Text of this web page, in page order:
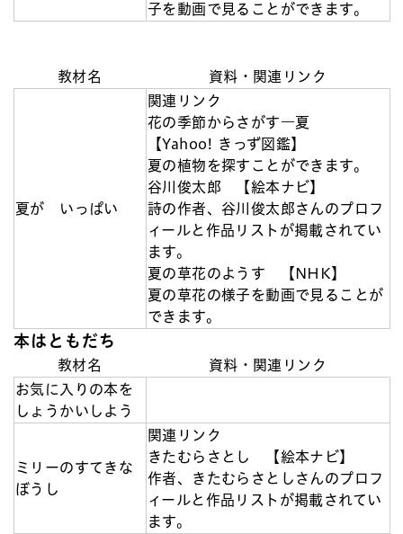
子を動画で見ることができます。
教材名 資料・関連リンク
夏が いっぱい
関連リンク
花の季節からさがす―夏
【Yahoo! きっず図鑑】
夏の植物を探すことができます。
谷川俊太郎 【絵本ナビ】
詩の作者、谷川俊太郎さんのプロフ
ィールと作品リストが掲載されてい
ます。
夏の草花のようす 【NHK】
夏の草花の様子を動画で見ることが
できます。
本はともだち
教材名
資料・関連リンク
お気に入りの本を
しょうかいしよう
ミリーのすてきな
ぼうし
関連リンク
きたむらさとし 【絵本ナビ】
作者、きたむらさとしさんのプロフ
ィールと作品リストが掲載されてい
ます。